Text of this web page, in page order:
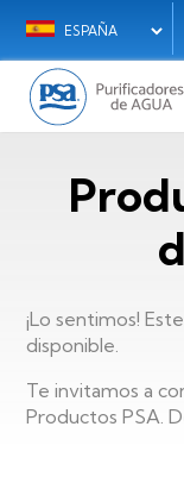
contenido
principal
Select
your
language
¡Lo sentimos!
disponible.
Te invitamos a
Productos PSA.